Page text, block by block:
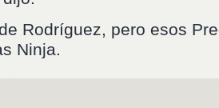
Rodríguez, pero esos
Ninja.